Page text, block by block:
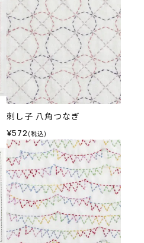
刺し子 八角つなぎ
¥572 (税込)